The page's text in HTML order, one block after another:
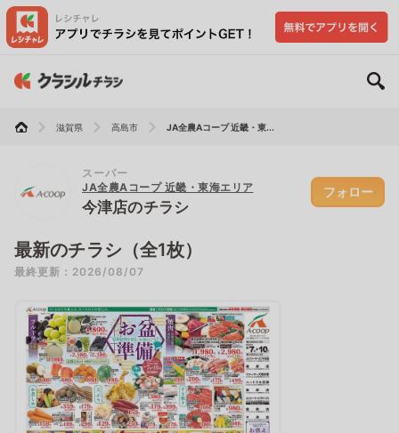
滋賀県 高島市 JA全農Aコープ 近畿・東...
スーパー
JA全農Aコープ 近畿・東海エリア
今津店のチラシ
フォロー
最新のチラシ（全1枚）
最終更新：2026/08/07